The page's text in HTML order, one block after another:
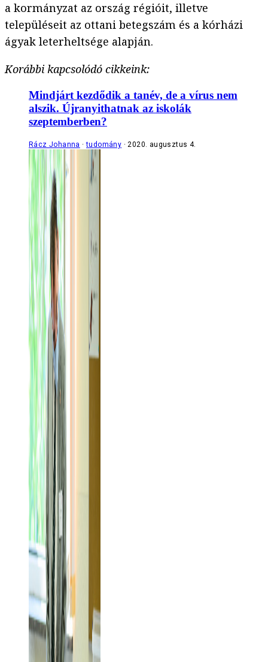
a kormányzat az ország régióit, illetve
településeit az ottani betegszám és a kórházi
ágyak leterheltsége alapján.
Korábbi kapcsolódó cikkeink:
Mindjárt kezdődik a tanév, de a vírus nem
alszik. Újranyithatnak az iskolák
szeptemberben?
Rácz Johanna tudomány 2020. augusztus 4.